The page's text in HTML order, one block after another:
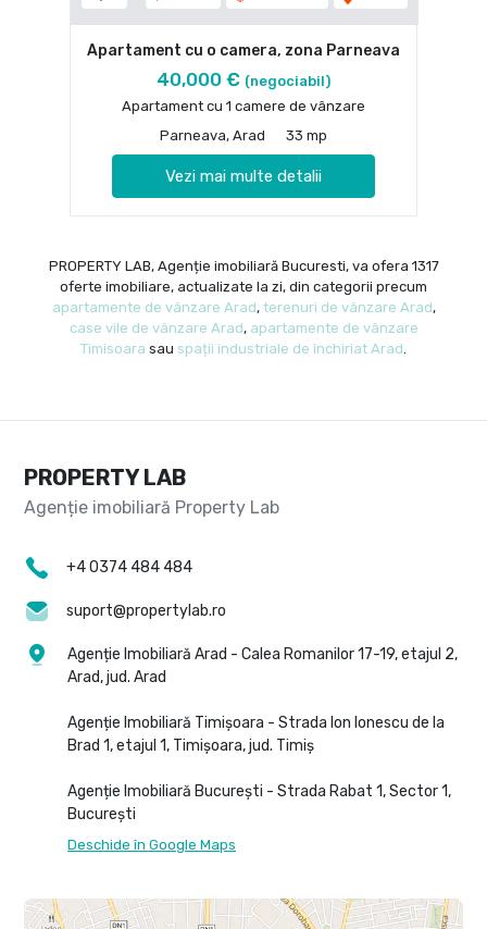
Apartament cu o camera, zona Parneava
40,000 € (negociabil)
Apartament cu 1 camere de vânzare
Parneava, Arad
33 mp
Vezi mai multe detalii
PROPERTY LAB, Agenție imobiliară Bucuresti, va ofera 1317
oferte imobiliare, actualizate la zi, din categorii precum
apartamente de vânzare Arad, terenuri de vânzare Arad,
case vile de vânzare Arad, apartamente de vânzare
Timisoara sau spații industriale de închiriat Arad
PROPERTY LAB
+4 0374 484 484
suport@propertylab.ro
Agenție Imobiliară Arad - Calea Romanilor 17-19, etajul 2,
Arad, jud. Arad
Agenție Imobiliară Timișoara - Strada Ion Ionescu de la
Brad 1, etajul 1, Timișoara, jud. Timiș
Agenție Imobiliară București - Strada Rabat 1, Sector 1,
București
Deschide în Google Maps